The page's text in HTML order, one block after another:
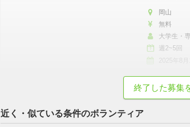
岡山
無料
大学生・
週2~5回
2025年8月
終了した募集
近く・似ている条件のボランティア